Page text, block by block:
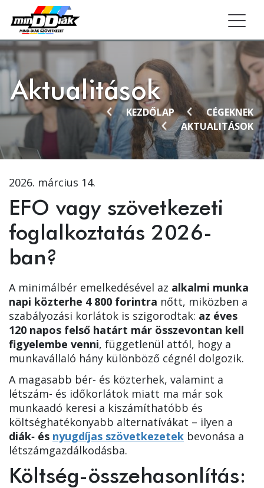
Aktualitások
KEZDŐLAP
CÉGEKNEK
AKTUALITÁSOK
2026. március 14.
EFO vagy szövetkezeti
foglalkoztatás 2026-
ban?
A minimálbér emelkedésével az alkalmi munka
napi közterhe 4 800 forintra nőtt, miközben a
szabályozási korlátok is szigorodtak: az éves
120 napos felső határt már összevontan kell
figyelembe venni, függetlenül attól, hogy a
munkavállaló hány különböző cégnél dolgozik.
A magasabb bér- és közterhek, valamint a
létszám- és időkorlátok miatt ma már sok
munkaadó keresi a kiszámíthatóbb és
költséghatékonyabb alternatívákat – ilyen a
diák‑ és nyugdíjas szövetkezetek bevonása a
létszámgazdálkodásba.
Költség-összehasonlítás: